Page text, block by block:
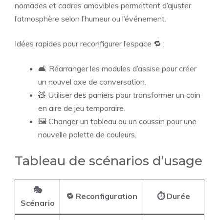
nomades et cadres amovibles permettent d’ajuster
l’atmosphère selon l’humeur ou l’événement.
Idées rapides pour reconfigurer l’espace 🔁 :
🛋️ Réarranger les modules d’assise pour créer
un nouvel axe de conversation.
🧸 Utiliser des paniers pour transformer un coin
en aire de jeu temporaire.
🖼️ Changer un tableau ou un coussin pour une
nouvelle palette de couleurs.
Tableau de scénarios d’usage
🎭
Scénario
🔁 Reconfiguration ⏱️ Durée